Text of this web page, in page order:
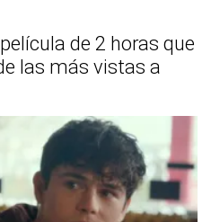
de 2 horas que
las más vistas a